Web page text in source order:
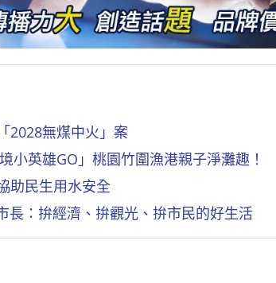
2028無煤中火」案
英雄GO」桃園竹圍漁港親子淨灘趣！
助民生用水安全
：拚經濟、拚觀光、拚市民的好生活